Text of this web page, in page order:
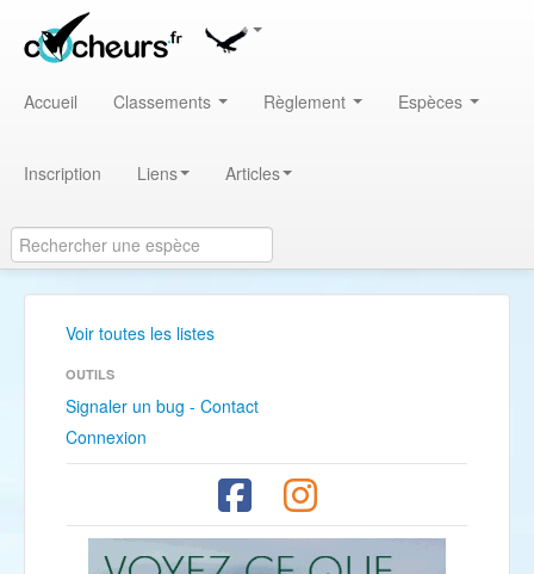
Accueil Classements Règlement Espèces
Inscription Liens Articles
Voir toutes les listes
OUTILS
Signaler un bug - Contact
Connexion